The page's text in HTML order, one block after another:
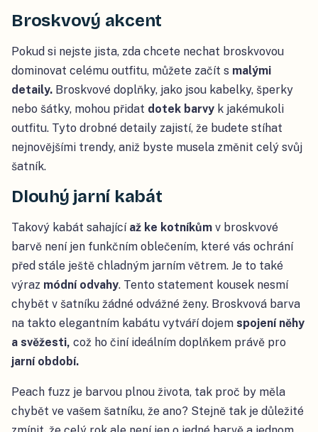
Broskvový akcent
Pokud si nejste jista, zda chcete nechat broskvovou
dominovat celému outfitu, můžete začít s malými
detaily. Broskvové doplňky, jako jsou kabelky, šperky
nebo šátky, mohou přidat dotek barvy k jakémukoli
outfitu. Tyto drobné detaily zajistí, že budete stíhat
nejnovějšími trendy, aniž byste musela změnit celý svůj
šatník.
Dlouhý jarní kabát
Takový kabát sahající až ke kotníkům v broskvové
barvě není jen funkčním oblečením, které vás ochrání
před stále ještě chladným jarním větrem. Je to také
výraz módní odvahy. Tento statement kousek nesmí
chybět v šatníku žádné odvážné ženy. Broskvová barva
na takto elegantním kabátu vytváří dojem spojení něhy
a svěžesti, což ho činí ideálním doplňkem právě pro
jarní období.
Peach fuzz je barvou plnou života, tak proč by měla
chybět ve vašem šatníku, že ano? Stejně tak je důležité